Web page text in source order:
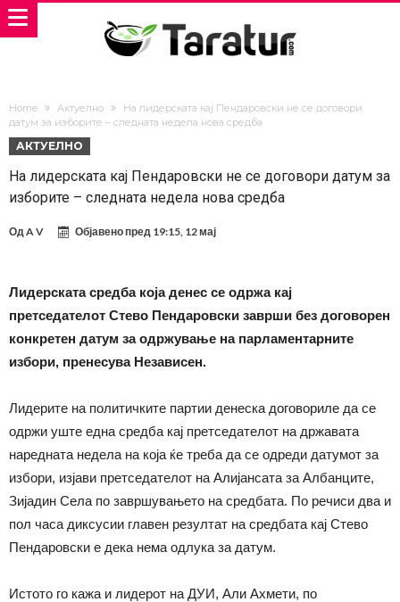
Home Актуелно
На лидерската кај Пендаровски не се договори
датум за изборите – следната недела нова средба
АКТУЕЛНО
На лидерската кај Пендаровски не се договори датум за
изборите – следната недела нова средба
ОдA V Објавено пред 19:15, 12 мај
Лидерската средба која денес се одржа кај
претседателот Стево Пендаровски заврши без договорен
конкретен датум за одржување на парламентарните
избори, пренесува Независен.
Лидерите на политичките партии денеска договориле да се
одржи уште една средба кај претседателот на државата
наредната недела на која ќе треба да се одреди датумот за
избори, изјави претседателот на Алијансата за Албанците,
Зијадин Села по завршувањето на средбата. По речиси два и
пол часа диксусии главен резултат на средбата кај Стево
Пендаровски е дека нема одлука за датум.
Истото го кажа и лидерот на ДУИ, Али Ахмети, по